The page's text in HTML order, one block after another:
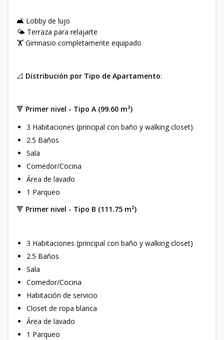
🛋️ Lobby de lujo
🌤️ Terraza para relajarte
🏋️ Gimnasio completamente equipado
📐 Distribución por Tipo de Apartamento:
🔻 Primer nivel - Tipo A (99.60 m²)
3 Habitaciones (principal con baño y walking closet)
2.5 Baños
Sala
Comedor/Cocina
Área de lavado
1 Parqueo
🔻 Primer nivel - Tipo B (111.75 m²)
3 Habitaciones (principal con baño y walking closet)
2.5 Baños
Sala
Comedor/Cocina
Habitación de servicio
Closet de ropa blanca
Área de lavado
1 Parqueo